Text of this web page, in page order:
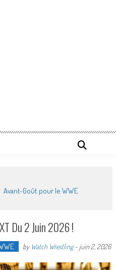
Avant-Goût pour le WWE
Du 2 Juin 2026 !
by Watch Wrestling- juin 2, 2026